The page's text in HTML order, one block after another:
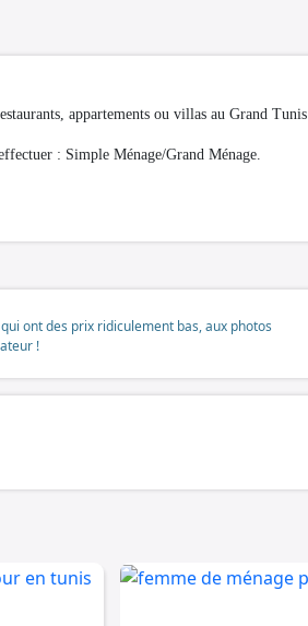
appartements ou villas au Grand Tunis
: Simple Ménage/Grand Ménage.
ont des prix ridiculement bas, aux photos
!